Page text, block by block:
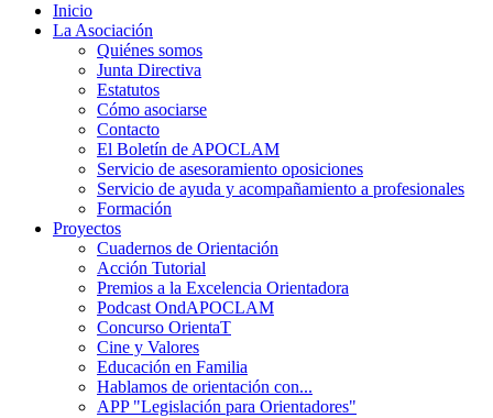
Inicio
La Asociación
Quiénes somos
Junta Directiva
Estatutos
Cómo asociarse
Contacto
El Boletín de APOCLAM
Servicio de asesoramiento oposiciones
Servicio de ayuda y acompañamiento a profesionales
Formación
Proyectos
Cuadernos de Orientación
Acción Tutorial
Premios a la Excelencia Orientadora
Podcast OndAPOCLAM
Concurso OrientaT
Cine y Valores
Educación en Familia
Hablamos de orientación con...
APP "Legislación para Orientadores"